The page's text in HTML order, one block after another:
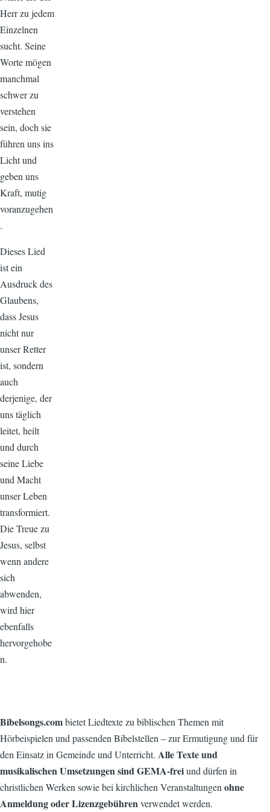
Herr zu jedem
Einzelnen
sucht. Seine
Worte mögen
manchmal
schwer zu
verstehen
sein, doch sie
führen uns ins
Licht und
geben uns
Kraft, mutig
voranzugehen
.
Dieses Lied
ist ein
Ausdruck des
Glaubens,
dass Jesus
nicht nur
unser Retter
ist, sondern
auch
derjenige, der
uns täglich
leitet, heilt
und durch
seine Liebe
und Macht
unser Leben
transformiert.
Die Treue zu
Jesus, selbst
wenn andere
sich
abwenden,
wird hier
ebenfalls
hervorgehobe
n.
Bibelsongs.combietet Liedtexte zu biblischen Themen mit
Hörbeispielen und passenden Bibelstellen – zur Ermutigung und für
den Einsatz in Gemeinde und Unterricht. Alle Texte und
musikalischen Umsetzungen sind GEMA-freiund dürfen in
christlichen Werken sowie bei kirchlichen Veranstaltungen ohne
Anmeldung oder Lizenzgebührenverwendet werden.